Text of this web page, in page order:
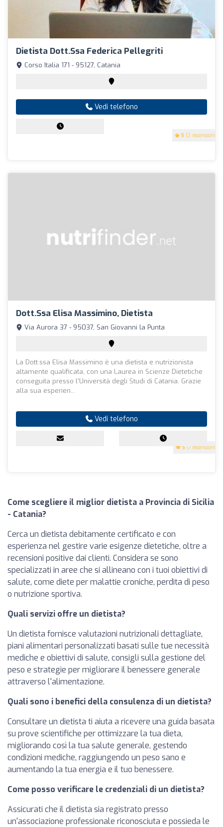
Dietista Dott.ssa Federica Pellegriti
5 (2 recensioni)
Corso Italia 171 - 95127, Catania
Vedi telefono
Dott.ssa Elisa Massimino, Dietista
5 (1 recensioni)
Via Aurora 37 - 95037, San Giovanni la Punta
La Dott.ssa Elisa Massimino è una dietista e nutrizionista
altamente qualificata, con una Laurea in Scienze Dietetiche
conseguita presso l'Università degli Studi di Catania. Grazie
alla sua esperien...
Vedi telefono
Come scegliere il miglior dietista a Provincia di Sicilia
- Catania?
Cerca un dietista debitamente certificato e con
esperienza nel gestire varie esigenze dietetiche, oltre a
recensioni positive dai clienti. Considera se sono
specializzati in aree che si allineano con i tuoi obiettivi di
salute, come diete per malattie croniche, perdita di peso
o nutrizione sportiva.
Quali servizi offre un dietista?
Un dietista fornisce valutazioni nutrizionali dettagliate,
piani alimentari personalizzati basati sulle tue necessità
mediche e obiettivi di salute, consigli sulla gestione del
peso e strategie per migliorare il benessere generale
attraverso l'alimentazione.
Quali sono i benefici della consulenza di un dietista?
Consultare un dietista ti aiuta a ricevere una guida basata
su prove scientifiche per ottimizzare la tua dieta,
migliorando così la tua salute generale, gestendo
condizioni mediche, raggiungendo un peso sano e
aumentando la tua energia e il tuo benessere.
Come posso verificare le credenziali di un dietista?
Assicurati che il dietista sia registrato presso
un'associazione professionale riconosciuta e possieda le